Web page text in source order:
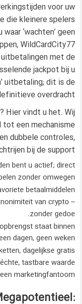
voor uw
die kleinere spelers
‘wachten’ geen
WildCardCity77
met de
jackpot bij u
uitbetaling; dit is de
overdracht.
Hier vindt u het. Wij
een mechanisme
dubbele controles,
bij de support.
bent u actief; direct
zonder omwegen.
betaalmiddelen
van crypto –
zonder gedoe.
staat binnen
dagen, geen weken.
dagelijkse gratis
tastbare waarde
marketingfantoom.